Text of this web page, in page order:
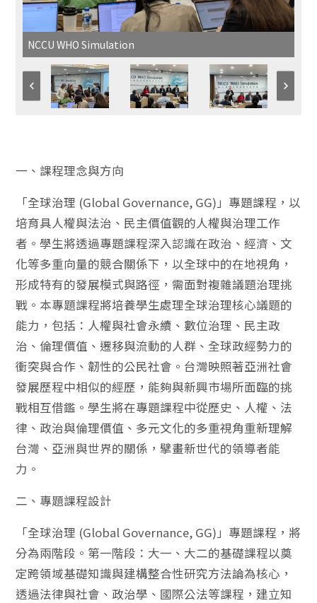
NCCU WHO Simulation
一、課程理念與方向
「全球治理 (Global Governance, GG)」專題課程，以
培育具人權與法治、民主價值觀的人權與治理工作
者。學生將透過專題課程深入認識在政治、經濟、文
化等多重向量的競合關係下，以全球中的在地視角，
形成特有的發展模式與路徑，需面對複雜議題治理挑
戰。本專題課程將培養學生處理全球治理核心議題的
能力，包括：人權與社會永續、數位治理、民主政
治、倫理價值、遷移與流動的人群、全球政經勢力的
衝突與合作、韌性的公民社會。台灣映照著亞洲社會
發展歷程中相似的經歷，能夠與新興市場所面臨的挑
戰相互借鑑。學生將在專題課程中從歷史、人權、法
律、政治與倫理價值、多元文化的多重視角重新理解
台灣、亞洲與世界的關係，擘畫新世代的領導者能
力。
二、專題課程設計
「全球治理 (Global Governance, GG)」專題課程，將
分為兩階段。第一階段：大一、大二的基礎課程以奠
定跨領域基礎知識與建構整合性研究方法論為核心，
透過法律與社會、政治學、國際公法等課程，建立知